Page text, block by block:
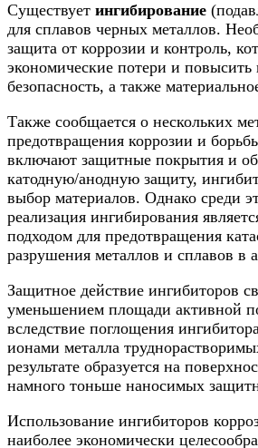
Существует ингибирование
для сплавов черных металлов.
защита от коррозии и контроль,
экономические потери и
безопасность, а также
Также сообщается о нескольких
предотвращения коррозии и
включают защитные покрытия и
катодную/анодную защиту,
выбор материалов. Однако среди
реализация ингибирования
подходом для предотвращения
разрушения металлов и сплавов в
Защитное действие ингибиторов
уменьшением площади активной
вследствие поглощения
ионами металла
результате образуется на
намного тоньше наносимых
Использование ингибиторов
наиболее экономически